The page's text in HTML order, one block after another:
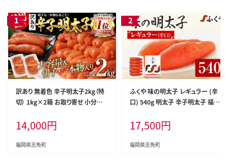
訳あり 無着色 辛子明太子2kg（特
切） 1kg×2箱 お取り寄せ 小分け
んたいこ お取り寄せグルメ 博多 福
岡 お土産 ギフト 海鮮 業務用 たっ
ぷり HACCP認定
14,000円
福岡県志免町
ふくや 味の明太子 レギュラー (辛
口) 540g 明太子 辛子明太子 福岡
17,500円
福岡県志免町